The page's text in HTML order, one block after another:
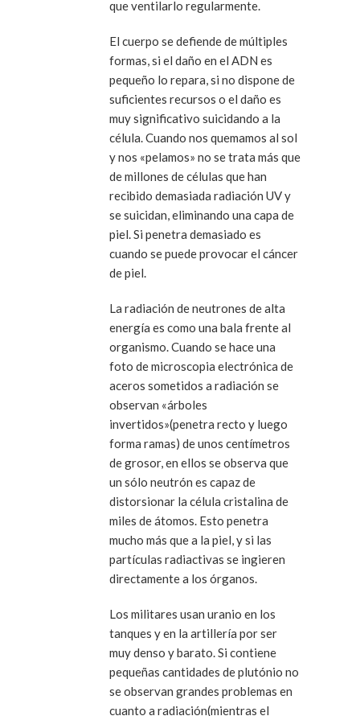
que ventilarlo regularmente.
El cuerpo se defiende de múltiples
formas, si el daño en el ADN es
pequeño lo repara, si no dispone de
suficientes recursos o el daño es
muy significativo suicidando a la
célula. Cuando nos quemamos al sol
y nos «pelamos» no se trata más que
de millones de células que han
recibido demasiada radiación UV y
se suicidan, eliminando una capa de
piel. Si penetra demasiado es
cuando se puede provocar el cáncer
de piel.
La radiación de neutrones de alta
energía es como una bala frente al
organismo. Cuando se hace una
foto de microscopia electrónica de
aceros sometidos a radiación se
observan «árboles
invertidos»(penetra recto y luego
forma ramas) de unos centímetros
de grosor, en ellos se observa que
un sólo neutrón es capaz de
distorsionar la célula cristalina de
miles de átomos. Esto penetra
mucho más que a la piel, y si las
partículas radiactivas se ingieren
directamente a los órganos.
Los militares usan uranio en los
tanques y en la artillería por ser
muy denso y barato. Si contiene
pequeñas cantidades de plutónio no
se observan grandes problemas en
cuanto a radiación(mientras el